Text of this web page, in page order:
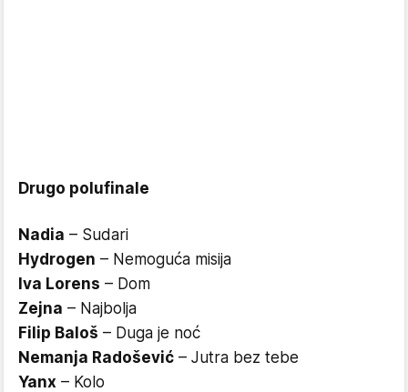
Drugo polufinale
Nadia – Sudari
Hydrogen – Nemoguća misija
Iva Lorens – Dom
Zejna – Najbolja
Filip Baloš – Duga je noć
Nemanja Radošević – Jutra bez tebe
Yanx – Kolo